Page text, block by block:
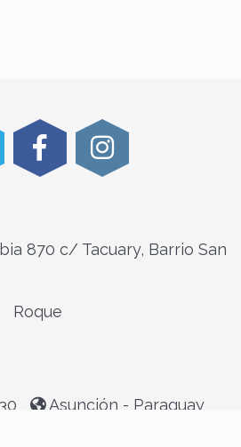
870 c/ Tacuary, Barrio San
Roque
Asunción - Paraguay